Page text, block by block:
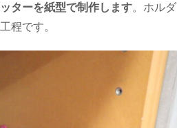
ターを紙型で制作します。ホルダ
程です。